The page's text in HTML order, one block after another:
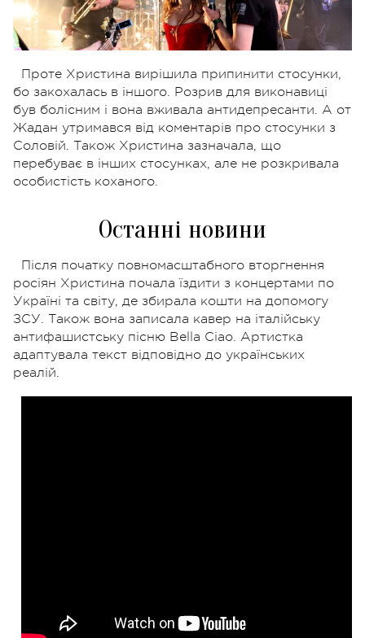
Проте Христина вирішила припинити стосунки,
бо закохалась в іншого. Розрив для виконавиці
був болісним і вона вживала антидепресанти. А от
Жадан утримався від коментарів про стосунки з
Соловій. Також Христина зазначала, що
перебуває в інших стосунках, але не розкривала
особистість коханого.
Останні новини
Після початку повномасштабного вторгнення
росіян Христина почала їздити з концертами по
Україні та світу, де збирала кошти на допомогу
ЗСУ. Також вона записала кавер на італійську
антифашистську пісню Bella Ciao. Артистка
адаптувала текст відповідно до українських
реалій.